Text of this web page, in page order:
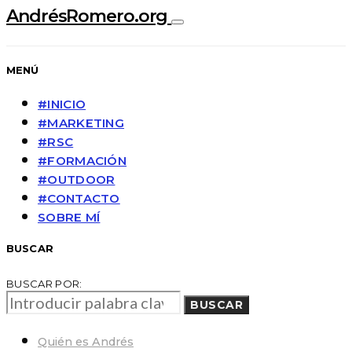
AndrésRomero.org
MENÚ
#INICIO
#MARKETING
#RSC
#FORMACIÓN
#OUTDOOR
#CONTACTO
SOBRE MÍ
BUSCAR
BUSCAR POR:
BUSCAR
Quién es Andrés